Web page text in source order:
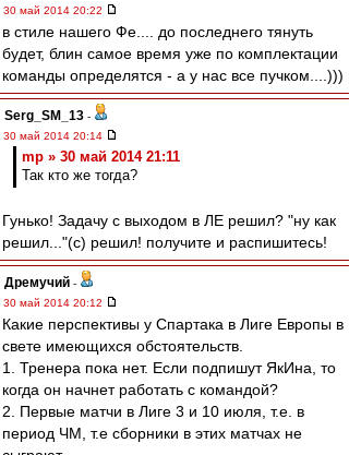
30 май 2014 20:22
в стиле нашего Фе.... до последнего тянуть
будет, блин самое время уже по комплектации
команды определятся - а у нас все пучком....)))
Serg_SM_13 -
30 май 2014 20:14
mp » 30 май 2014 21:11
Так кто же тогда?
Гунько! Задачу с выходом в ЛЕ решил? "ну как
решил..."(с) решил! получите и распишитесь!
Дремучий -
30 май 2014 20:12
Какие перспективы у Спартака в Лиге Европы в
свете имеющихся обстоятельств.
1. Тренера пока нет. Если подпишут ЯкИна, то
когда он начнет работать с командой?
2. Первые матчи в Лиге 3 и 10 июля, т.е. в
период ЧМ, т.е сборники в этих матчах не